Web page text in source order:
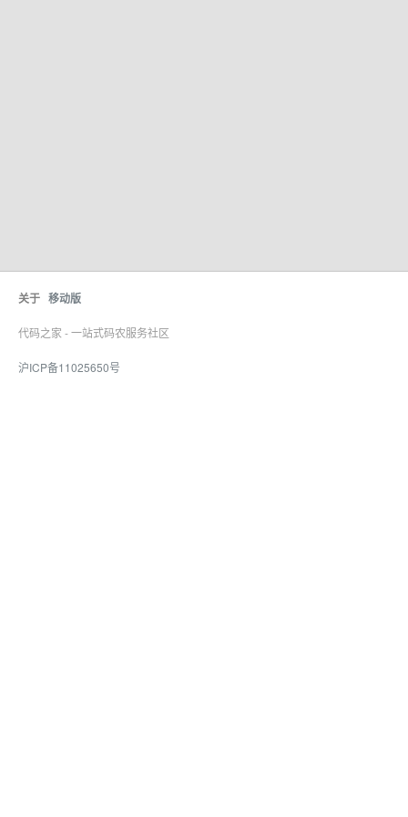
关于 移动版
代码之家 - 一站式码农服务社区
沪ICP备11025650号